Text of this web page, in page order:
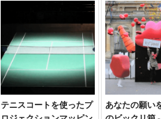
テニスコートを使ったプ
あなたの願い